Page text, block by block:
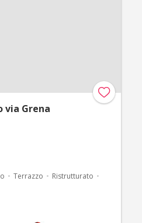
via Grena
Terrazzo
Ristrutturato